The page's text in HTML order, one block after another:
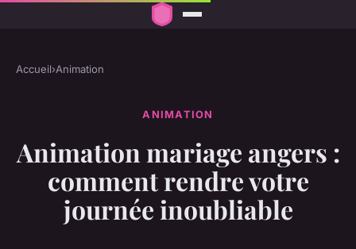
Accueil›Animation
ANIMATION
Animation mariage angers :
comment rendre votre
journée inoubliable